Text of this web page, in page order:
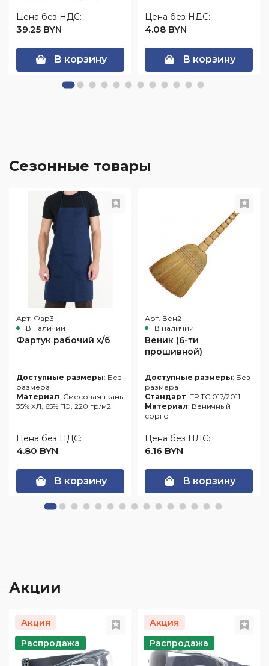
Цена без НДС:
39.25 BYN
В корзину
Цена без НДС:
4.08 BYN
В корзину
Сезонные товары
Арт. Фар3
В наличии
Фартук рабочий х/б
Доступные размеры: Без
размера
Материал: Смесовая ткань
35% ХЛ, 65% ПЭ, 220 гр/м2
Цена без НДС:
4.80 BYN
В корзину
Арт. Вен2
В наличии
Веник (6-ти
прошивной)
Доступные размеры: Без
размера
Стандарт: ТР ТС 017/2011
Материал: Веничный
сорго
Цена без НДС:
6.16 BYN
В корзину
Акции
Акция
Распродажа
Акция
Распродажа